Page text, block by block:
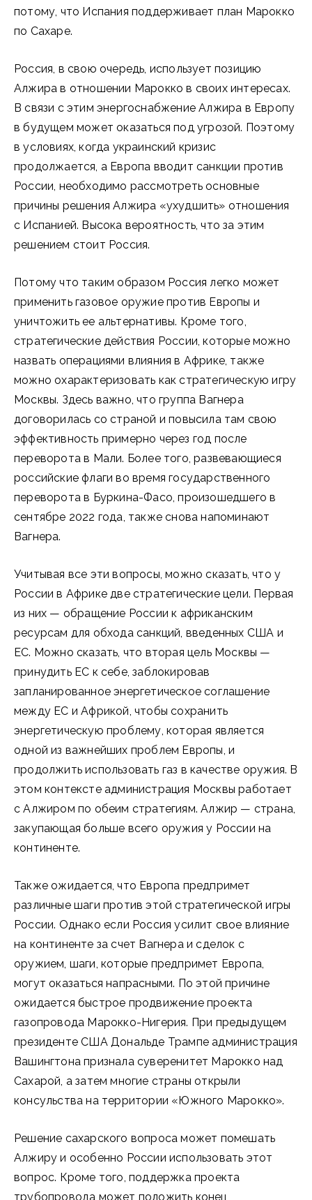
потому, что Испания поддерживает план Марокко
по Сахаре.
Россия, в свою очередь, использует позицию
Алжира в отношении Марокко в своих интересах.
В связи с этим энергоснабжение Алжира в Европу
в будущем может оказаться под угрозой. Поэтому
в условиях, когда украинский кризис
продолжается, а Европа вводит санкции против
России, необходимо рассмотреть основные
причины решения Алжира «ухудшить» отношения
с Испанией. Высока вероятность, что за этим
решением стоит Россия.
Потому что таким образом Россия легко может
применить газовое оружие против Европы и
уничтожить ее альтернативы. Кроме того,
стратегические действия России, которые можно
назвать операциями влияния в Африке, также
можно охарактеризовать как стратегическую игру
Москвы. Здесь важно, что группа Вагнера
договорилась со страной и повысила там свою
эффективность примерно через год после
переворота в Мали. Более того, развевающиеся
российские флаги во время государственного
переворота в Буркина-Фасо, произошедшего в
сентябре 2022 года, также снова напоминают
Вагнера.
Учитывая все эти вопросы, можно сказать, что у
России в Африке две стратегические цели. Первая
из них — обращение России к африканским
ресурсам для обхода санкций, введенных США и
ЕС. Можно сказать, что вторая цель Москвы —
принудить ЕС к себе, заблокировав
запланированное энергетическое соглашение
между ЕС и Африкой, чтобы сохранить
энергетическую проблему, которая является
одной из важнейших проблем Европы, и
продолжить использовать газ в качестве оружия. В
этом контексте администрация Москвы работает
с Алжиром по обеим стратегиям. Алжир — страна,
закупающая больше всего оружия у России на
континенте.
Также ожидается, что Европа предпримет
различные шаги против этой стратегической игры
России. Однако если Россия усилит свое влияние
на континенте за счет Вагнера и сделок с
оружием, шаги, которые предпримет Европа,
могут оказаться напрасными. По этой причине
ожидается быстрое продвижение проекта
газопровода Марокко-Нигерия. При предыдущем
президенте США Дональде Трампе администрация
Вашингтона признала суверенитет Марокко над
Сахарой, а затем многие страны открыли
консульства на территории «Южного Марокко».
Решение сахарского вопроса может помешать
Алжиру и особенно России использовать этот
вопрос. Кроме того, поддержка проекта
трубопровода может положить конец